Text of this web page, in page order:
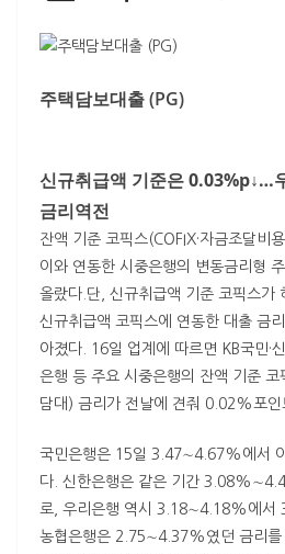
주택담보대출 (PG)
신규취급액 기준은 0.03%p↓…
금리역전
잔액 기준 코픽스(COFIX·자금조달비
이와 연동한 시중은행의 변동금리형
올랐다.단, 신규취급액 기준 코픽스가
신규취급액 코픽스에 연동한 대출 금
아졌다. 16일 업계에 따르면 KB국민·신
은행 등 주요 시중은행의 잔액 기준
담대) 금리가 전날에 견줘 0.02%포인
국민은행은 15일 3.47∼4.67%에서
다. 신한은행은 같은 기간
로, 우리은행 역시 3.18∼4.18%에서
농협은행은 2.75∼4.37%였던 금리